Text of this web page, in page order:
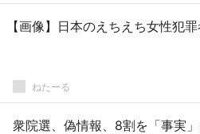
【画像】日本のえちえち女性犯
ねたーる
衆院選、偽情報、8割を「事実